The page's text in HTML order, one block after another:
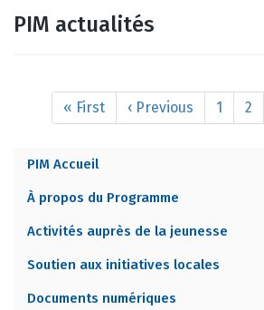
PIM actualités
Pagination
Première
page
« First
Page
précédente
‹ Previous Page
1 2
MENU
PIM Accueil
À propos du Programme
Activités auprès de la jeunesse
Soutien aux initiatives locales
Documents numériques